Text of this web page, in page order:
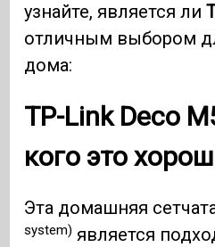
узнайте, является ли
отличным выбором
дома:
TP-Link Deco
кого это
Эта домашняя
system) является